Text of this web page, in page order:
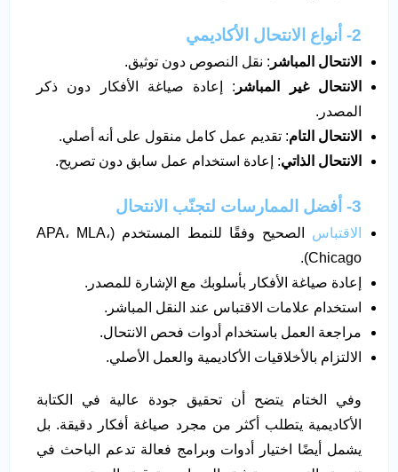
2- أنواع الانتحال الأكاديمي
الانتحال المباشر : نقل النصوص دون توثيق.
الانتحال غير المباشر : إعادة صياغة الأفكار دون ذكر
المصدر.
الانتحال التام: تقديم عمل كامل منقول على أنه أصلي.
الانتحال الذاتي: إعادة استخدام عمل سابق دون تصريح.
3- أفضل الممارسات لتجنّب الانتحال
الاقتباس
الصحيح وفقًا للنمط المستخدم (APA، MLA،
Chicago).
إعادة صياغة الأفكار بأسلوبك مع الإشارة للمصدر.
استخدام علامات الاقتباس عند النقل المباشر.
مراجعة العمل باستخدام أدوات فحص الانتحال.
الالتزام بالأخلاقيات الأكاديمية والعمل الأصلي.
وفي الختام يتضح أن تحقيق جودة عالية في الكتابة
الأكاديمية يتطلب أكثر من مجرد صياغة أفكار دقيقة. بل
يشمل أيضًا اختيار أدوات وبرامج فعالة تدعم الباحث في